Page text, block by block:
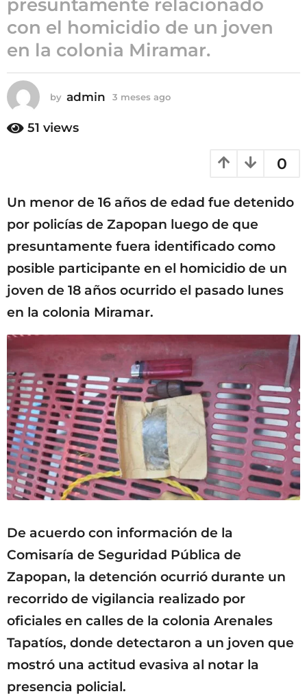
3
m
e
e
s
g
presuntamente relacionado
con el homicidio de un joven
en la colonia Miramar.
by admin 3 meses ago
o
51 views
0
Un menor de 16 años de edad fue detenido
por policías de Zapopan luego de que
presuntamente fuera identificado como
posible participante en el homicidio de un
joven de 18 años ocurrido el pasado lunes
en la colonia Miramar.
De acuerdo con información de la
Comisaría de Seguridad Pública de
Zapopan, la detención ocurrió durante un
recorrido de vigilancia realizado por
oficiales en calles de la colonia Arenales
Tapatíos, donde detectaron a un joven que
mostró una actitud evasiva al notar la
presencia policial.